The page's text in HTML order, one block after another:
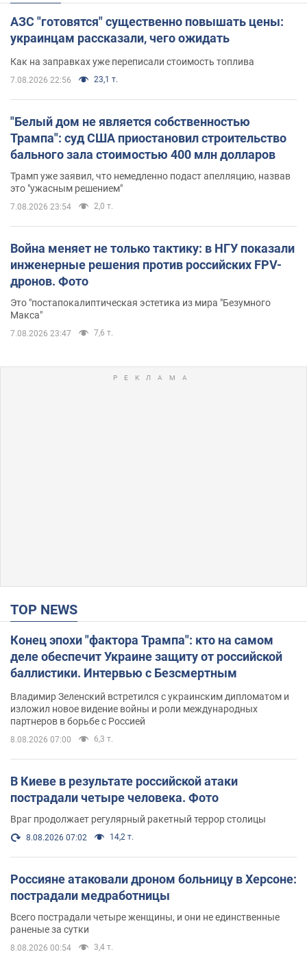
АЗС "готовятся" существенно повышать цены:
украинцам рассказали, чего ожидать
Как на заправках уже переписали стоимость топлива
7.08.2026 22:56 23,1 т.
"Белый дом не является собственностью
Трампа": суд США приостановил строительство
бального зала стоимостью 400 млн долларов
Трамп уже заявил, что немедленно подаст апелляцию, назвав
это "ужасным решением"
7.08.2026 23:54 2,0 т.
Война меняет не только тактику: в НГУ показали
инженерные решения против российских FPV-
дронов. Фото
Это "постапокалиптическая эстетика из мира "Безумного
Макса"
7.08.2026 23:47 7,6 т.
TOP NEWS
Конец эпохи "фактора Трампа": кто на самом
деле обеспечит Украине защиту от российской
баллистики. Интервью с Безсмертным
Владимир Зеленский встретился с украинским дипломатом и
изложил новое видение войны и роли международных
партнеров в борьбе с Россией
8.08.2026 07:00 6,3 т.
В Киеве в результате российской атаки
пострадали четыре человека. Фото
Враг продолжает регулярный ракетный террор столицы
8.08.2026 07:02 14,2 т.
Россияне атаковали дроном больницу в Херсоне:
пострадали медработницы
Всего пострадали четыре женщины, и они не единственные
раненые за сутки
8.08.2026 00:54 3,4 т.